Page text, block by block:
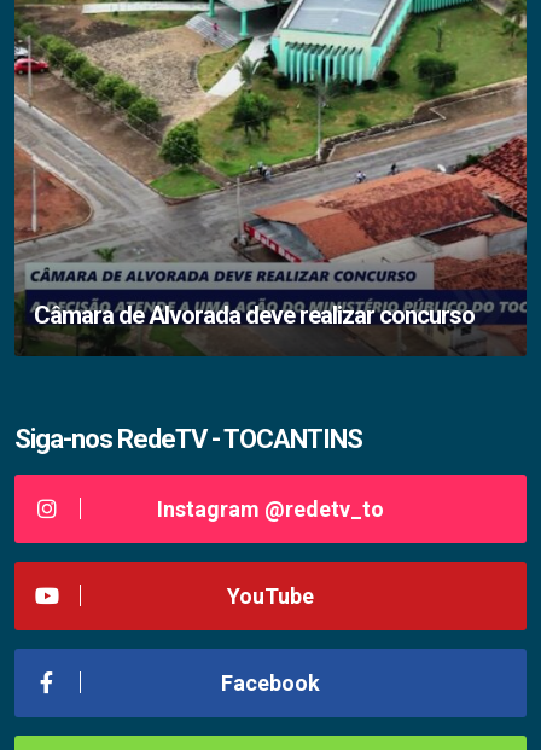
Câmara de Alvorada deve realizar concurso
Siga-nos RedeTV - TOCANTINS
Instagram @redetv_to
YouTube
Facebook